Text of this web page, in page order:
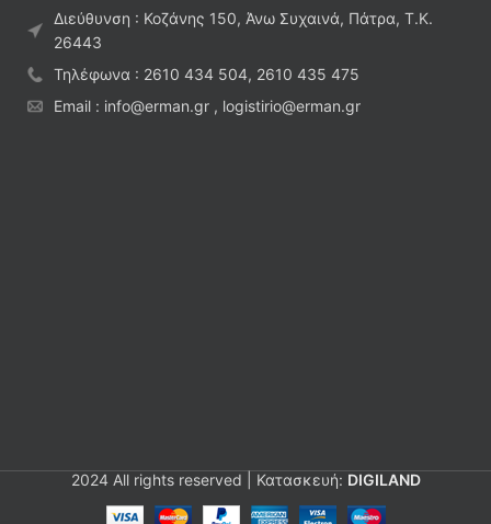
Διεύθυνση : Κοζάνης 150, Άνω Συχαινά, Πάτρα, Τ.Κ.
26443
Τηλέφωνα : 2610 434 504, 2610 435 475
Email : info@erman.gr , logistirio@erman.gr
2024 All rights reserved | Κατασκευή: DIGILAND